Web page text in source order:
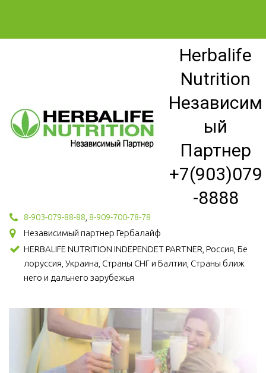
Herbalife
Nutrition
Независим
ый
Партнер
+7(903)079
-8888
8-903-079-88-88 8-909-700-78-78
Независимый партнер Гербалайф
HERBALIFE NUTRITION INDEPENDET PARTNER, Россия, Бе
лоруссия, Украина, Страны СНГ и Балтии, Страны ближ
него и дальнего зарубежья